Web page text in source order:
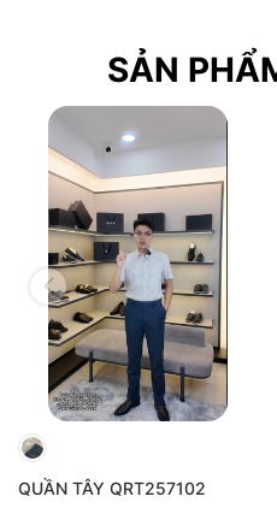
SẢN
QUẦN TÂY QRT257102